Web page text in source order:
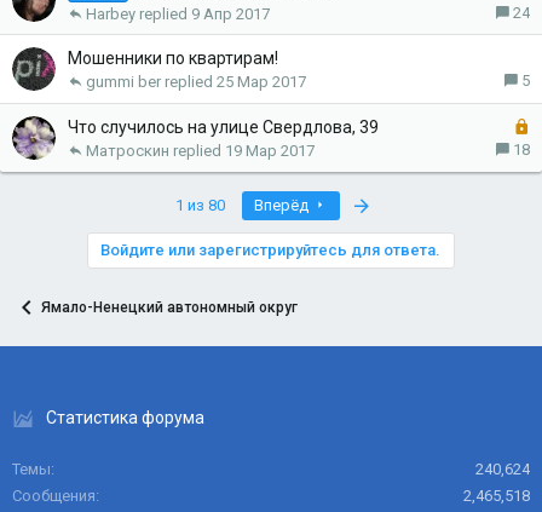
ы
т
24
9 Апр 2017
Harbey
Мошенники по квартирам!
5
25 Мар 2017
gummi ber
а
к
Что случилось на улице Свердлова, 39
18
19 Мар 2017
Матроскин
1 из 80 Вперёд
Войдите или зарегистрируйтесь для ответа.
Ямало-Ненецкий автономный округ
Статистика форума
Темы
240,624
Сообщения
2,465,518